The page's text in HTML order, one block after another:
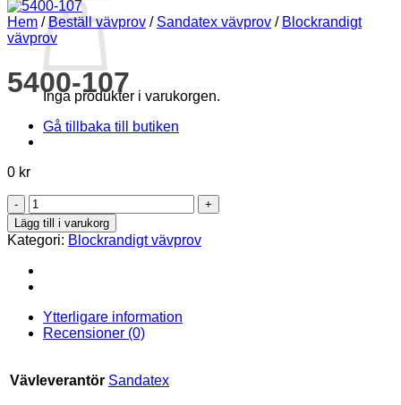
Inga produkter i varukorgen.
Gå tillbaka till butiken
Hem / Beställ vävprov / Sandatex vävprov / Blockrandigt
vävprov
5400-107
0 kr
5400-
107
mängd
Lägg till i varukorg
Kategori: Blockrandigt vävprov
Ytterligare information
Recensioner (0)
Vävleverantör Sandatex